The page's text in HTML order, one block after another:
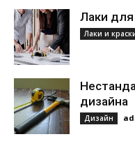
Лаки для
Лаки и
дизайна
Дизайн